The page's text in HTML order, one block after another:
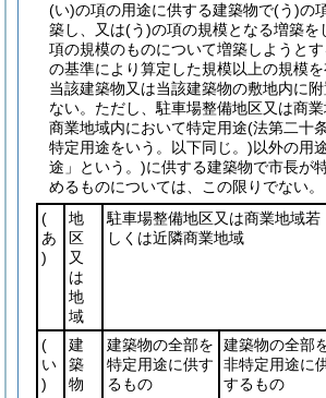
(い)の項の用途に供する建築物で(う)の
築し、又は(う)の項の規模となる増築を
項の規模のものについて増築しようとす
の基準により算定した規模以上の規模
当該建築物又は当該建築物の敷地内に
ない。 ただし、駐車場整備地区又は商
商業地域内において特定用途(法第二十
特定用途をいう。以下同じ。)以外の用
途」という。)に供する建築物で市長が
めるものについては、この限りでない。
(
あ
)
地
区
又
は
地
域
駐車場整備地区又は商業地域若
しくは近隣商業地域
(
い
)
建
築
物
建築物の全部を
特定用途に供す
るもの
建築物の全部
非特定用途に
するもの